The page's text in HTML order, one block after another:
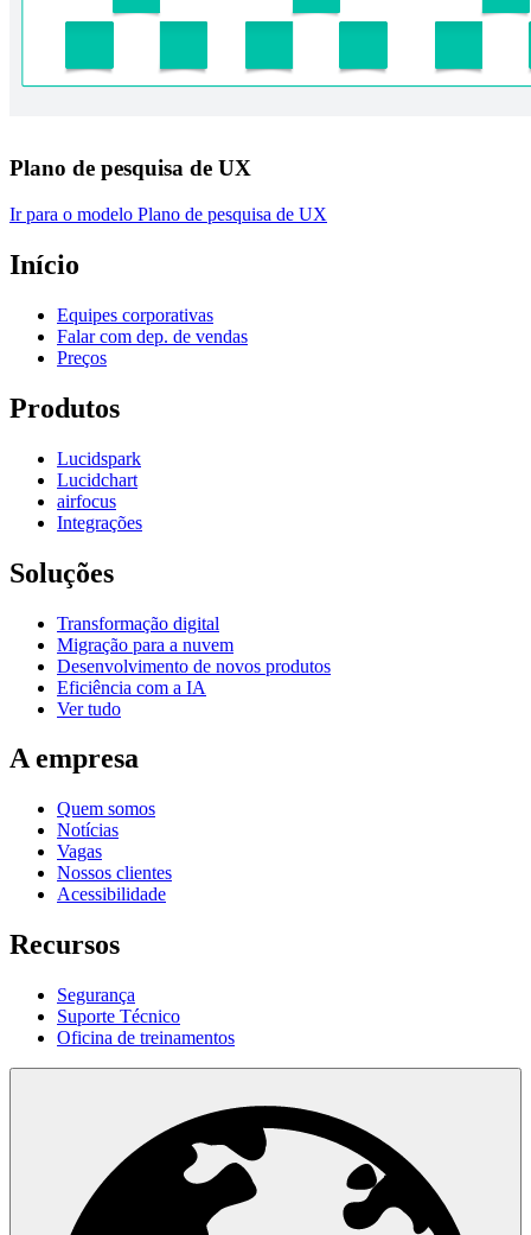
Plano de pesquisa de UX
Ir para o modelo Plano de pesquisa de UX
Início
Equipes corporativas
Falar com dep. de vendas
Preços
Produtos
Lucidspark
Lucidchart
airfocus
Integrações
Soluções
Transformação digital
Migração para a nuvem
Desenvolvimento de novos produtos
Eficiência com a IA
Ver tudo
A empresa
Quem somos
Notícias
Vagas
Nossos clientes
Acessibilidade
Recursos
Segurança
Suporte Técnico
Oficina de treinamentos